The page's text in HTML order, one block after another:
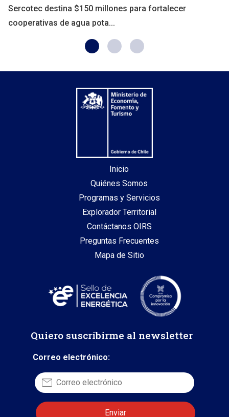
Sercotec destina $150 millones para fortalecer
cooperativas de agua pota...
Inicio
Quiénes Somos
Programas y Servicios
Explorador Territorial
Contáctanos OIRS
Preguntas Frecuentes
Mapa de Sitio
Quiero suscribirme al newsletter
Correo electrónico: